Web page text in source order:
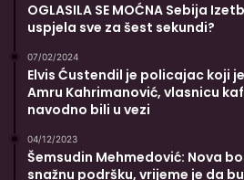
OGLASILA SE MOĆNA Sebija
uspjela sve za šest sekundi?
07/02/2024
Elvis Ćustendil je policajac koji
Amru Kahrimanović, vlasnicu
navodno bili u vezi
04/12/2023
Šemsudin Mehmedović: Nova
snažnu podršku, vrijeme je da